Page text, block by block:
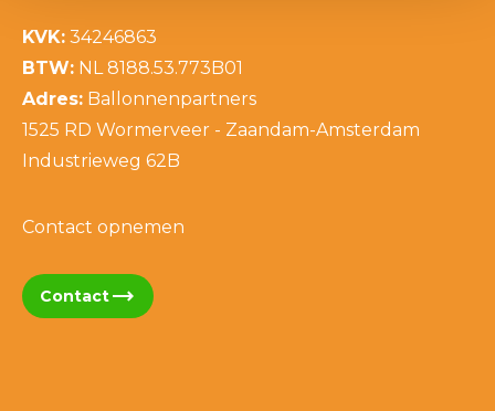
KVK: 34246863
BTW: NL 8188.53.773B01
Adres: Ballonnenpartners
1525 RD Wormerveer - Zaandam-Amsterdam
Industrieweg 62B
Contact opnemen
Contacttrending_flat